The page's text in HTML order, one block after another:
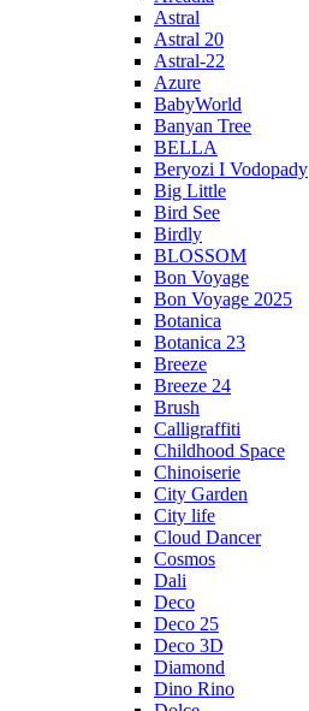
Astral
Astral 20
Astral-22
Azure
BabyWorld
Banyan Tree
BELLA
Beryozi I Vodopady
Big Little
Bird See
Birdly
BLOSSOM
Bon Voyage
Bon Voyage 2025
Botanica
Botanica 23
Breeze
Breeze 24
Brush
Calligraffiti
Childhood Space
Chinoiserie
City Garden
City life
Cloud Dancer
Cosmos
Dali
Deco
Deco 25
Deco 3D
Diamond
Dino Rino